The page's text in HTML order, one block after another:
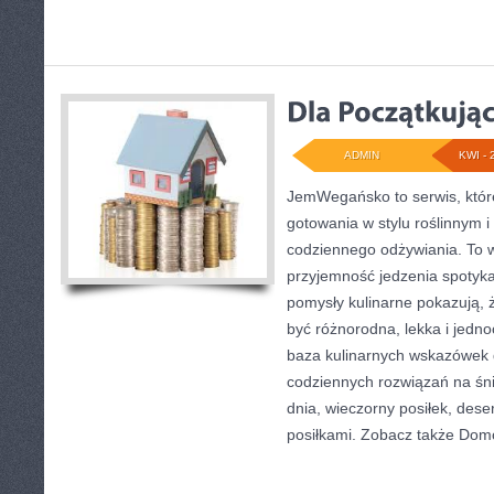
KWI -
ADMIN
JemWegańsko to serwis,
gotowania w stylu roślinnym
codziennego odżywiania. To
przyjemność jedzenia
pomysły kulinarne
być różnorodna, lekka i
baza kulinarnych
codziennych rozwiązań na
dnia, wieczorny posiłek,
posiłkami. Zobacz także